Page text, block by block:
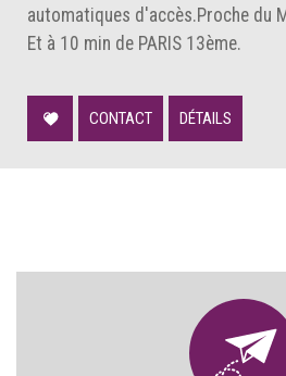
automatiques d'accès.Proche du
Et à 10 min de PARIS 13ème.
CONTACT DÉTAILS